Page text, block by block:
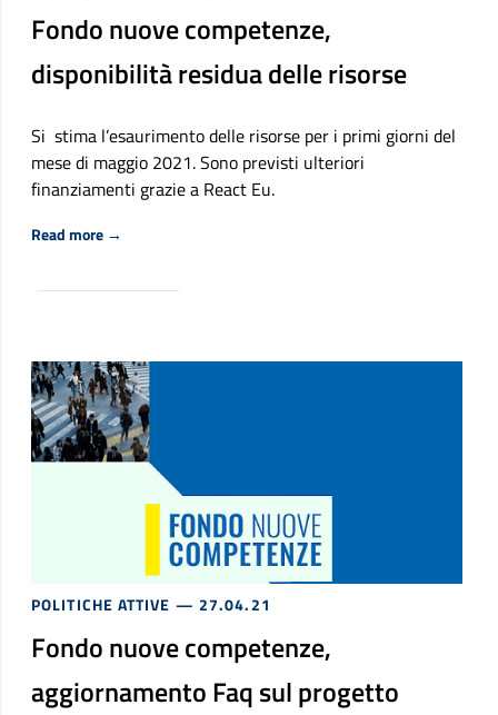
Fondo nuove competenze,
disponibilità residua delle risorse
Si stima l’esaurimento delle risorse per i primi giorni del
mese di maggio 2021. Sono previsti ulteriori
finanziamenti grazie a React Eu.
Read more →
POLITICHE ATTIVE — 27.04.21
Fondo nuove competenze,
aggiornamento Faq sul progetto